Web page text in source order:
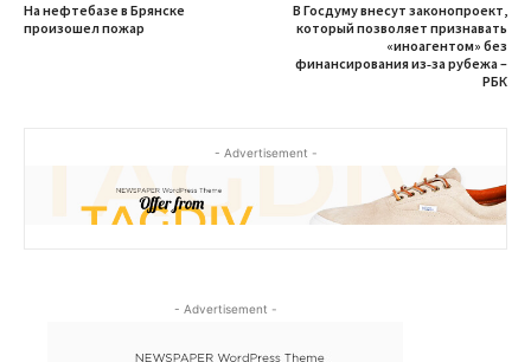
На нефтебазе в Брянске
произошел пожар
В Госдуму внесут законопроект,
который позволяет признавать
«иноагентом» без
финансирования из‑за рубежа –
РБК
- Advertisement -
- Advertisement -